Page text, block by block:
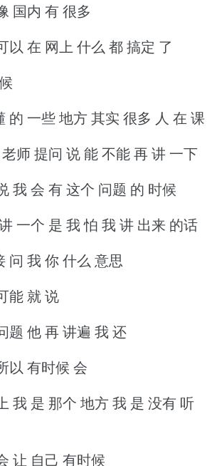
国内 有 很多
以 在 网上 什么 都 搞定 了
的 一些 地方 其实 很多 人 在 课
师 提问 说 能 不能 再 讲 一下
我 会 有 这个 问题 的 时候
一个 是 我 怕 我 讲 出来 的话
问 我 你 什么 意思
能 就 说
题 他 再 讲遍 我 还
以 有时候 会
我 是 那个 地方 我 是 没有 听
让 自己 有时候